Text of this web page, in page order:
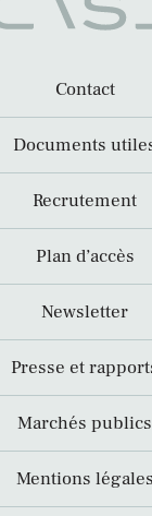
Contact
Documents
Recrutement
Plan d’accès
Newsletter
Presse et
Marchés publics
Mentions légales